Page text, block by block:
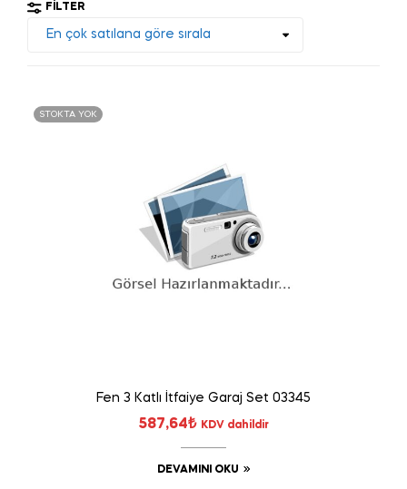
FILTER
STOKTA YOK
Fen 3 Katlı İtfaiye Garaj Set 03345
587,64₺ KDV dahildir
DEVAMINI OKU